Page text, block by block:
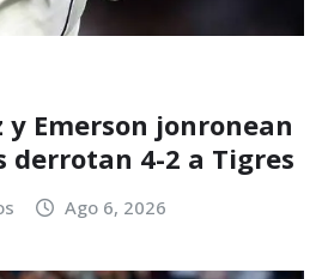
y Emerson jonronean
derrotan 4-2 a Tigres
Ago 6, 2026